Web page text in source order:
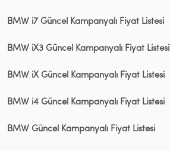
BMW i7 Güncel Kampanyalı Fiyat Listesi
BMW iX3 Güncel Kampanyalı Fiyat Listesi
BMW iX Güncel Kampanyalı Fiyat Listesi
BMW i4 Güncel Kampanyalı Fiyat Listesi
BMW Güncel Kampanyalı Fiyat Listesi